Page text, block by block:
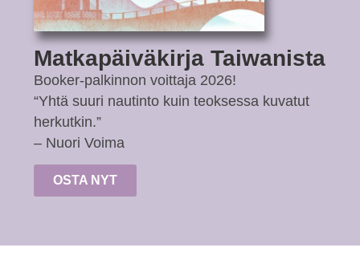
Matkapäiväkirja Taiwanista
Booker-palkinnon voittaja 2026!
“Yhtä suuri nautinto kuin teoksessa kuvatut
herkutkin.”
– Nuori Voima
OSTA NYT